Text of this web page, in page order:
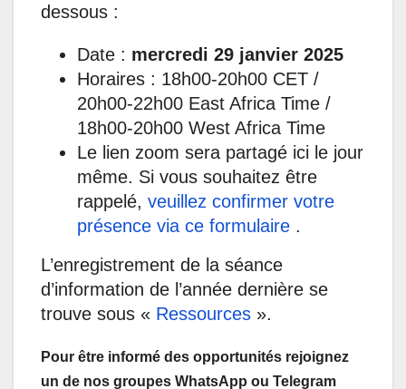
dessous :
Date : mercredi 29 janvier 2025
Horaires : 18h00-20h00 CET /
20h00-22h00 East Africa Time /
18h00-20h00 West Africa Time
Le lien zoom sera partagé ici le jour
même. Si vous souhaitez être
rappelé, veuillez confirmer votre
présence via ce formulaire .
L’enregistrement de la séance
d’information de l’année dernière se
trouve sous « Ressources ».
Pour être informé des opportunités rejoignez
un de nos groupes WhatsApp ou Telegram